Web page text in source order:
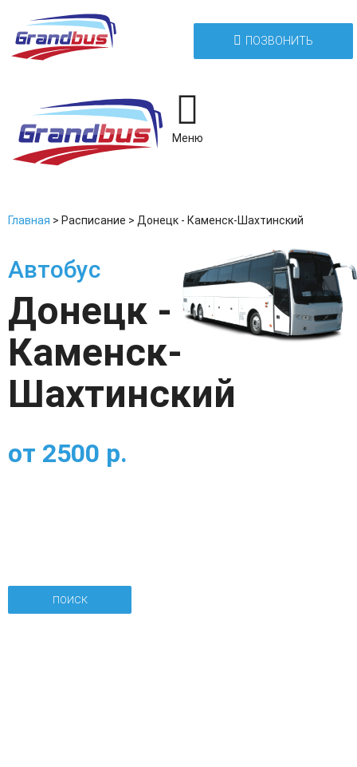
ПОЗВОНИТЬ
Меню
Главная > Расписание > Донецк - Каменск-Шахтинский
Автобус
Донецк -
Каменск-
Шахтинский
от 2500 р.
ПОИСК